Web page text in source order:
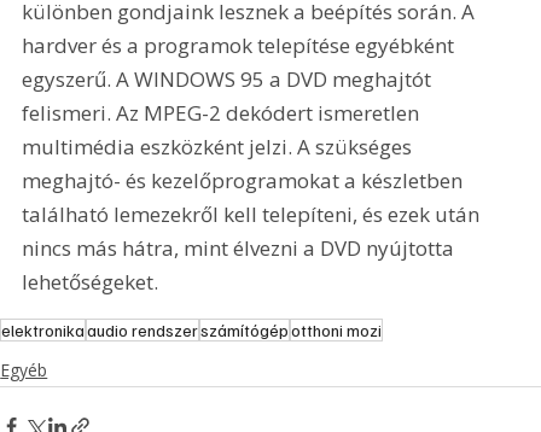
különben gondjaink lesznek a beépítés során. A
hardver és a programok telepítése egyébként
egyszerű. A WINDOWS 95 a DVD meghajtót
felismeri. Az MPEG-2 dekódert ismeretlen
multimédia eszközként jelzi. A szükséges
meghajtó- és kezelőprogramokat a készletben
található lemezekről kell telepíteni, és ezek után
nincs más hátra, mint élvezni a DVD nyújtotta
lehetőségeket.
elektronikaaudio rendszerszámítógépotthoni mozi
Egyéb